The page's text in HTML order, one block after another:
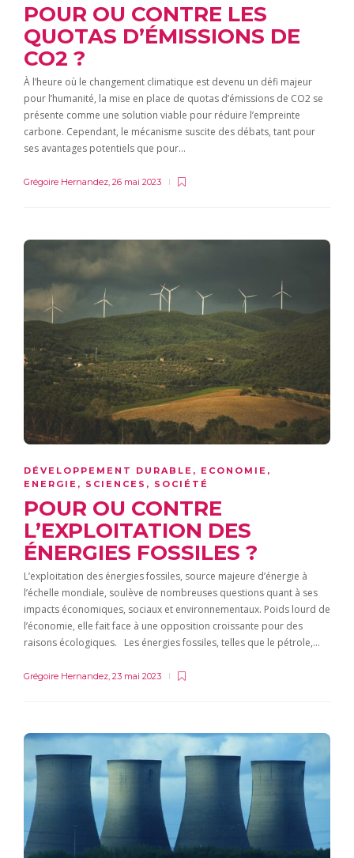
POUR OU CONTRE LES
QUOTAS D’ÉMISSIONS DE
CO2 ?
À l’heure où le changement climatique est devenu un défi majeur
pour l’humanité, la mise en place de quotas d’émissions de CO2 se
présente comme une solution viable pour réduire l’empreinte
carbone. Cependant, le mécanisme suscite des débats, tant pour
ses avantages potentiels que pour…
Grégoire Hernandez 26 mai 2023
DÉVELOPPEMENT DURABLE , ECONOMIE ,
ENERGIE , SCIENCES , SOCIÉTÉ
POUR OU CONTRE
L’EXPLOITATION DES
ÉNERGIES FOSSILES ?
L’exploitation des énergies fossiles, source majeure d’énergie à
l’échelle mondiale, soulève de nombreuses questions quant à ses
impacts économiques, sociaux et environnementaux. Poids lourd de
l’économie, elle fait face à une opposition croissante pour des
raisons écologiques. Les énergies fossiles, telles que le pétrole,…
Grégoire Hernandez 23 mai 2023